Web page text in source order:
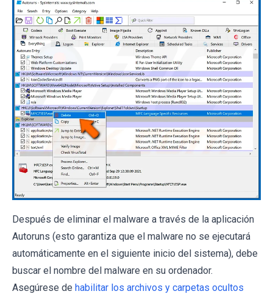
Después de eliminar el malware a través de la aplicación
Autoruns (esto garantiza que el malware no se ejecutará
automáticamente en el siguiente inicio del sistema), debe
buscar el nombre del malware en su ordenador.
Asegúrese de habilitar los archivos y carpetas ocultos